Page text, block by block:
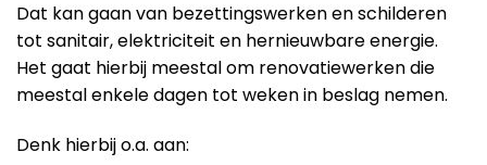
Dat kan gaan van bezettingswerken en schilderen
tot sanitair, elektriciteit en hernieuwbare energie.
Het gaat hierbij meestal om renovatiewerken die
meestal enkele dagen tot weken in beslag nemen.
Denk hierbij o.a. aan: